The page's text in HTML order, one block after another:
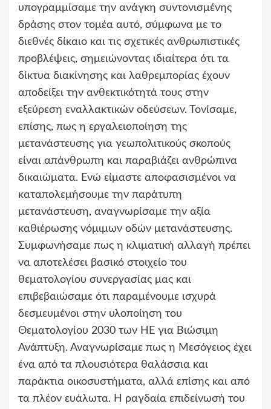
υπογραμμίσαμε την ανάγκη συντονισμένης
δράσης στον τομέα αυτό, σύμφωνα με το
διεθνές δίκαιο και τις σχετικές ανθρωπιστικές
προβλέψεις, σημειώνοντας ιδιαίτερα ότι τα
δίκτυα διακίνησης και λαθρεμπορίας έχουν
αποδείξει την ανθεκτικότητά τους στην
εξεύρεση εναλλακτικών οδεύσεων. Τονίσαμε,
επίσης, πως η εργαλειοποίηση της
μετανάστευσης για γεωπολιτικούς σκοπούς
είναι απάνθρωπη και παραβιάζει ανθρώπινα
δικαιώματα. Ενώ είμαστε αποφασισμένοι να
καταπολεμήσουμε την παράτυπη
μετανάστευση, αναγνωρίσαμε την αξία
καθιέρωσης νόμιμων οδών μετανάστευσης.
Συμφωνήσαμε πως η κλιματική αλλαγή πρέπει
να αποτελέσει βασικό στοιχείο του
θεματολογίου συνεργασίας μας και
επιβεβαιώσαμε ότι παραμένουμε ισχυρά
δεσμευμένοι στην υλοποίηση του
Θεματολογίου 2030 των ΗΕ για Βιώσιμη
Ανάπτυξη. Αναγνωρίσαμε πως η Μεσόγειος έχει
ένα από τα πλουσιότερα θαλάσσια και
παράκτια οικοσυστήματα, αλλά επίσης και από
τα πλέον ευάλωτα. Η ραγδαία επιδείνωσή του